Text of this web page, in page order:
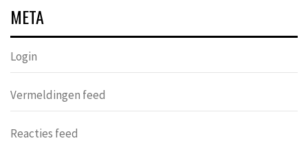
META
Login
Vermeldingen feed
Reacties feed